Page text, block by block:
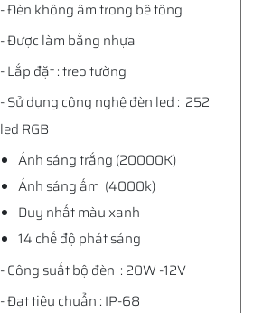
- Đèn không âm trong bê tông
- Được làm bằng nhựa
- Lắp đặt : treo tường
- Sử dụng công nghệ đèn led : 252
led RGB
Ánh sáng trắng (20000K)
Ánh sáng ấm (4000k)
Duy nhất màu xanh
14 chế độ phát sáng
- Công suất bộ đèn : 20W -12V
- Đạt tiêu chuẩn : IP-68